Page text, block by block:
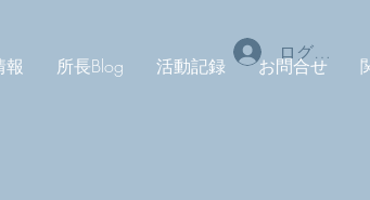
報 所長Blog 活動記録 お問合せ
ログイン